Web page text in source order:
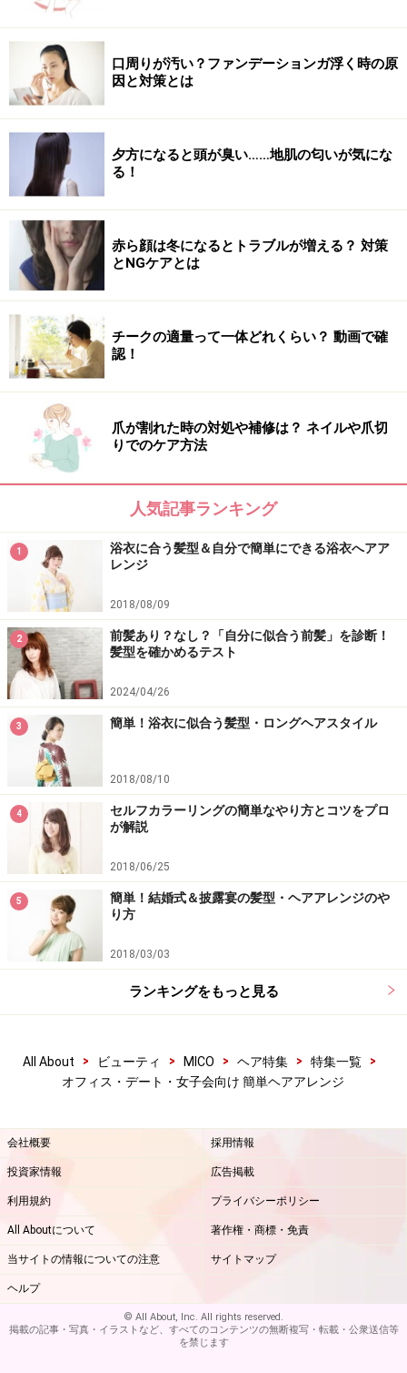
口周りが汚い？ファンデーションガ浮く時の原
因と対策とは
夕方になると頭が臭い……地肌の匂いが気にな
る！
赤ら顔は冬になるとトラブルが増える？ 対策
とNGケアとは
チークの適量って一体どれくらい？ 動画で確
認！
爪が割れた時の対処や補修は？ ネイルや爪切
りでのケア方法
人気記事ランキング
1
浴衣に合う髪型＆自分で簡単にできる浴衣へアア
レンジ
2018/08/09
2
前髪あり？なし？「自分に似合う前髪」を診断！
髪型を確かめるテスト
2024/04/26
3 簡単！浴衣に似合う髪型・ロングヘアスタイル
2018/08/10
4
セルフカラーリングの簡単なやり方とコツをプロ
が解説
2018/06/25
5
簡単！結婚式＆披露宴の髪型・ヘアアレンジのや
り方
2018/03/03
ランキングをもっと見る
All About > ビューティ > MICO > ヘア特集 > 特集一覧
>
オフィス・デート・女子会向け 簡単ヘアアレンジ
会社概要 採用情報
投資家情報 広告掲載
利用規約 プライバシーポリシー
All Aboutについて 著作権・商標・免責
当サイトの情報についての注意 サイトマップ
ヘルプ
© All About, Inc. All rights reserved.
掲載の記事・写真・イラストなど、すべてのコンテンツの無断複写・転載・公衆送信等
を禁じます